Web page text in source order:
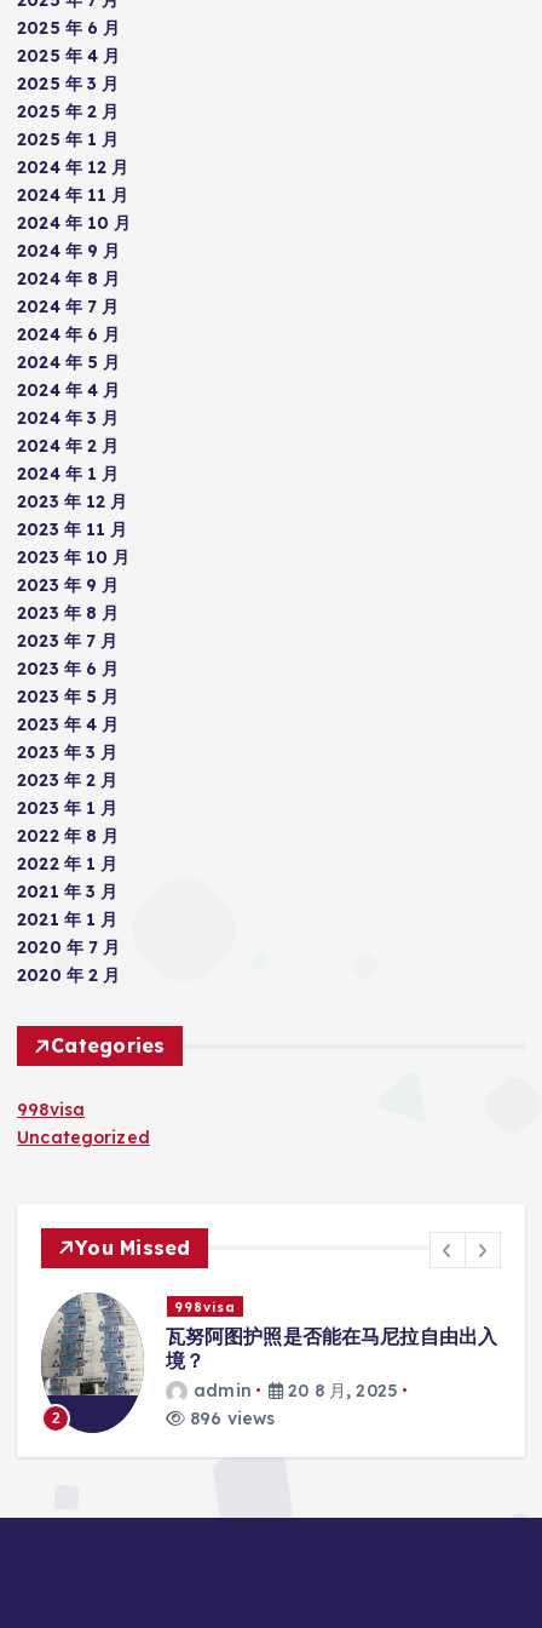
2025 年 6 月
2025 年 4 月
2025 年 3 月
2025 年 2 月
2025 年 1 月
2024 年 12 月
2024 年 11 月
2024 年 10 月
2024 年 9 月
2024 年 8 月
2024 年 7 月
2024 年 6 月
2024 年 5 月
2024 年 4 月
2024 年 3 月
2024 年 2 月
2024 年 1 月
2023 年 12 月
2023 年 11 月
2023 年 10 月
2023 年 9 月
2023 年 8 月
2023 年 7 月
2023 年 6 月
2023 年 5 月
2023 年 4 月
2023 年 3 月
2023 年 2 月
2023 年 1 月
2022 年 8 月
2022 年 1 月
2021 年 3 月
2021 年 1 月
2020 年 7 月
2020 年 2 月
Categories
998visa
Uncategorized
You Missed
3
998visa
瓦努阿图护照是否能在马尼拉使用国际
学校的注册？
admin
20 8 月, 2025
812 views